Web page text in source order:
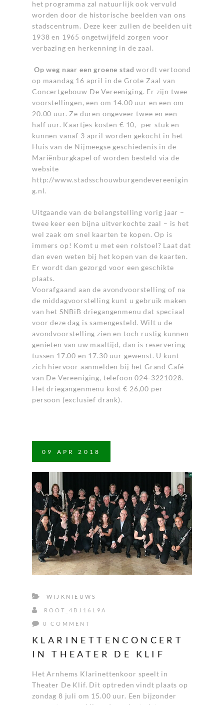
het programma zal natuurlijk ook vervuld
worden door de historische beelden van ons
stadscentrum. Deze keer zullen de beelden uit
1938 en 1965 ongetwijfeld zorgen voor
verbazing en herkenning in de zaal.
Op weg naar een groene stad wordt vertoond
op maandag 16 april in de Grote Zaal van
Concertgebouw De Vereeniging. Er zijn twee
voorstellingen, een om 14.00 uur en een om
20.00 uur. Ze duren ongeveer twee en een
half uur. Kaartjes kosten € 10,- per stuk en
kunnen vanaf 3 april worden gekocht in het
Huis van de Nijmeegse geschiedenis in de
Mariënburgkapel of worden besteld via de
website
http://www.stadsschouwburgendevereenigin
g.nl.
Uitgaande van de belangstelling vorig jaar –
twee keer een bijna uitverkochte zaal – is het
wel zaak om snel kaarten te kopen. Op is
immers op! Komt u met een rolstoel? Laat dat
dan even weten bij het kopen van de kaarten.
Er wordt dan gezorgd voor een geschikte
plaats.
Voorafgaand aan de avondvoorstelling of na
de middagvoorstelling kunt u gebruik maken
van het SNBiB driegangenmenu dat speciaal
voor deze dag is samengesteld. Wilt u de
avondvoorstelling zien en toch rustig kunnen
genieten van uw maaltijd, dan is reservering
tussen 17.00 en 17.30 uur gewenst. U kunt
zich hiervoor aanmelden bij het Grand Café
van De Vereeniging, telefoon 024-3221028.
Het driegangenmenu kost € 26,00 per
persoon (exclusief drank).
09 APR 2018
WIJKNIEUWS
ROOT_4BJ16L9A
0 COMMENT
KLARINETTENCONCERT
IN THEATER DE KLIF
Het Arnhems Klarinettenkoor speelt in
Theater De Klif. Dit optreden vindt plaats op
zondag 8 juli om 15.00 uur. Een bijzonder